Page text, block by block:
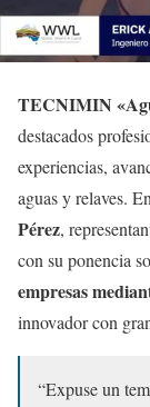
TECNIMIN
destacados
experiencias,
aguas y relaves.
Pérez,
con su ponencia
empresas
innovador con
“Expuse un